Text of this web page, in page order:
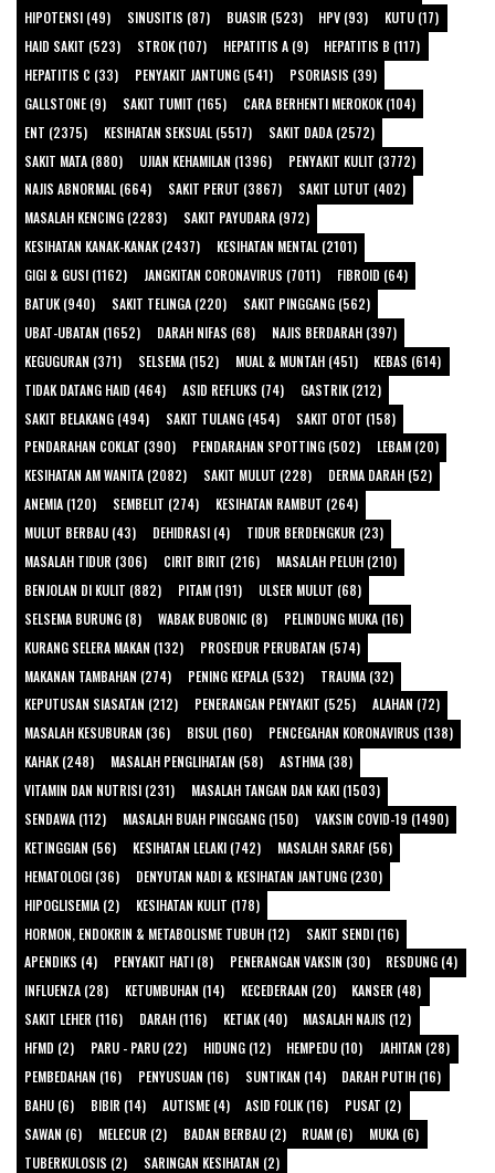
HIPOTENSI (49)
SINUSITIS (87) BUASIR (523) HPV (93)
KUTU (17)
HAID SAKIT (523)
STROK (107) HEPATITIS A (9)
HEPATITIS B (117)
HEPATITIS C (33)
PENYAKIT JANTUNG (541)
PSORIASIS (39)
GALLSTONE (9)
SAKIT TUMIT (165)
CARA BERHENTI MEROKOK (104)
ENT (2375)
KESIHATAN SEKSUAL (5517)
SAKIT DADA (2572)
SAKIT MATA (880)
UJIAN KEHAMILAN (1396)
PENYAKIT KULIT (3772)
NAJIS ABNORMAL (664)
SAKIT PERUT (3867)
SAKIT LUTUT (402)
MASALAH KENCING (2283)
SAKIT PAYUDARA (972)
KESIHATAN KANAK-KANAK (2437)
KESIHATAN MENTAL (2101)
GIGI & GUSI (1162)
JANGKITAN CORONAVIRUS (7011)
FIBROID (64)
BATUK (940)
SAKIT TELINGA (220)
SAKIT PINGGANG (562)
UBAT-UBATAN (1652)
DARAH NIFAS (68)
NAJIS BERDARAH (397)
KEGUGURAN (371)
SELSEMA (152) MUAL & MUNTAH (451)
KEBAS (614)
TIDAK DATANG HAID (464)
ASID REFLUKS (74)
GASTRIK (212)
SAKIT BELAKANG (494)
SAKIT TULANG (454)
SAKIT OTOT (158)
PENDARAHAN COKLAT (390)
PENDARAHAN SPOTTING (502)
LEBAM (20)
KESIHATAN AM WANITA (2082)
SAKIT MULUT (228)
DERMA DARAH (52)
ANEMIA (120)
SEMBELIT (274)
KESIHATAN RAMBUT (264)
MULUT BERBAU (43)
DEHIDRASI (4)
TIDUR BERDENGKUR (23)
MASALAH TIDUR (306)
CIRIT BIRIT (216)
MASALAH PELUH (210)
BENJOLAN DI KULIT (882)
PITAM (191)
ULSER MULUT (68)
SELSEMA BURUNG (8)
WABAK BUBONIC (8)
PELINDUNG MUKA (16)
KURANG SELERA MAKAN (132)
PROSEDUR PERUBATAN (574)
MAKANAN TAMBAHAN (274)
PENING KEPALA (532)
TRAUMA (32)
KEPUTUSAN SIASATAN (212)
PENERANGAN PENYAKIT (525)
ALAHAN (72)
MASALAH KESUBURAN (36)
BISUL (160)
PENCEGAHAN KORONAVIRUS (138)
KAHAK (248)
MASALAH PENGLIHATAN (58)
ASTHMA (38)
VITAMIN DAN NUTRISI (231)
MASALAH TANGAN DAN KAKI (1503)
SENDAWA (112)
MASALAH BUAH PINGGANG (150)
VAKSIN COVID-19 (1490)
KETINGGIAN (56)
KESIHATAN LELAKI (742)
MASALAH SARAF (56)
HEMATOLOGI (36)
DENYUTAN NADI & KESIHATAN JANTUNG (230)
HIPOGLISEMIA (2)
KESIHATAN KULIT (178)
HORMON, ENDOKRIN & METABOLISME TUBUH (12)
SAKIT SENDI (16)
APENDIKS (4)
PENYAKIT HATI (8) PENERANGAN VAKSIN (30)
RESDUNG (4)
INFLUENZA (28)
KETUMBUHAN (14) KECEDERAAN (20)
KANSER (48)
SAKIT LEHER (116)
DARAH (116) KETIAK (40)
MASALAH NAJIS (12)
HFMD (2)
PARU - PARU (22) HIDUNG (12) HEMPEDU (10)
JAHITAN (28)
PEMBEDAHAN (16)
PENYUSUAN (16) SUNTIKAN (14)
DARAH PUTIH (16)
BAHU (6)
BIBIR (14) AUTISME (4) ASID FOLIK (16)
PUSAT (2)
SAWAN (6)
MELECUR (2) BADAN BERBAU (2) RUAM (6)
MUKA (6)
TUBERKULOSIS (2)
SARINGAN KESIHATAN (2)